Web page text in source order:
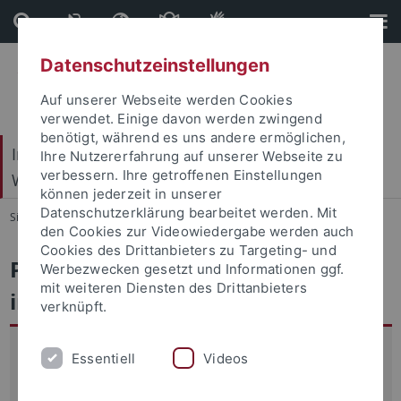
Direkt
zum
Inhalt
Direkt
zur
Fußleiste
Internationales Zentrum für Ethik in den
Wissenschaften (IZEW)
Sie sind hier: Startseite ... PriMeta
Privatheit, Ethik und IT-Sicherheit
in Metaversen (PriMeta)
PriMeta untersucht die mit Metaversen verbundenen
Herausforderungen in Bezug auf die Gewährleistung der
Datenschutzeinstellungen
Auf unserer Webseite werden Cookies
verwendet. Einige davon werden zwingend
benötigt, während es uns andere ermöglichen,
Ihre Nutzererfahrung auf unserer Webseite zu
verbessern. Ihre getroffenen Einstellungen
können jederzeit in unserer
Datenschutzerklärung bearbeitet werden. Mit
den Cookies zur Videowiedergabe werden auch
Cookies des Drittanbieters zu Targeting- und
Werbezwecken gesetzt und Informationen ggf.
mit weiteren Diensten des Drittanbieters
verknüpft.
Essentiell Videos